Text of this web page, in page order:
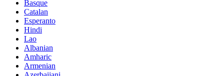
Basque
Catalan
Esperanto
Hindi
Lao
Albanian
Amharic
Armenian